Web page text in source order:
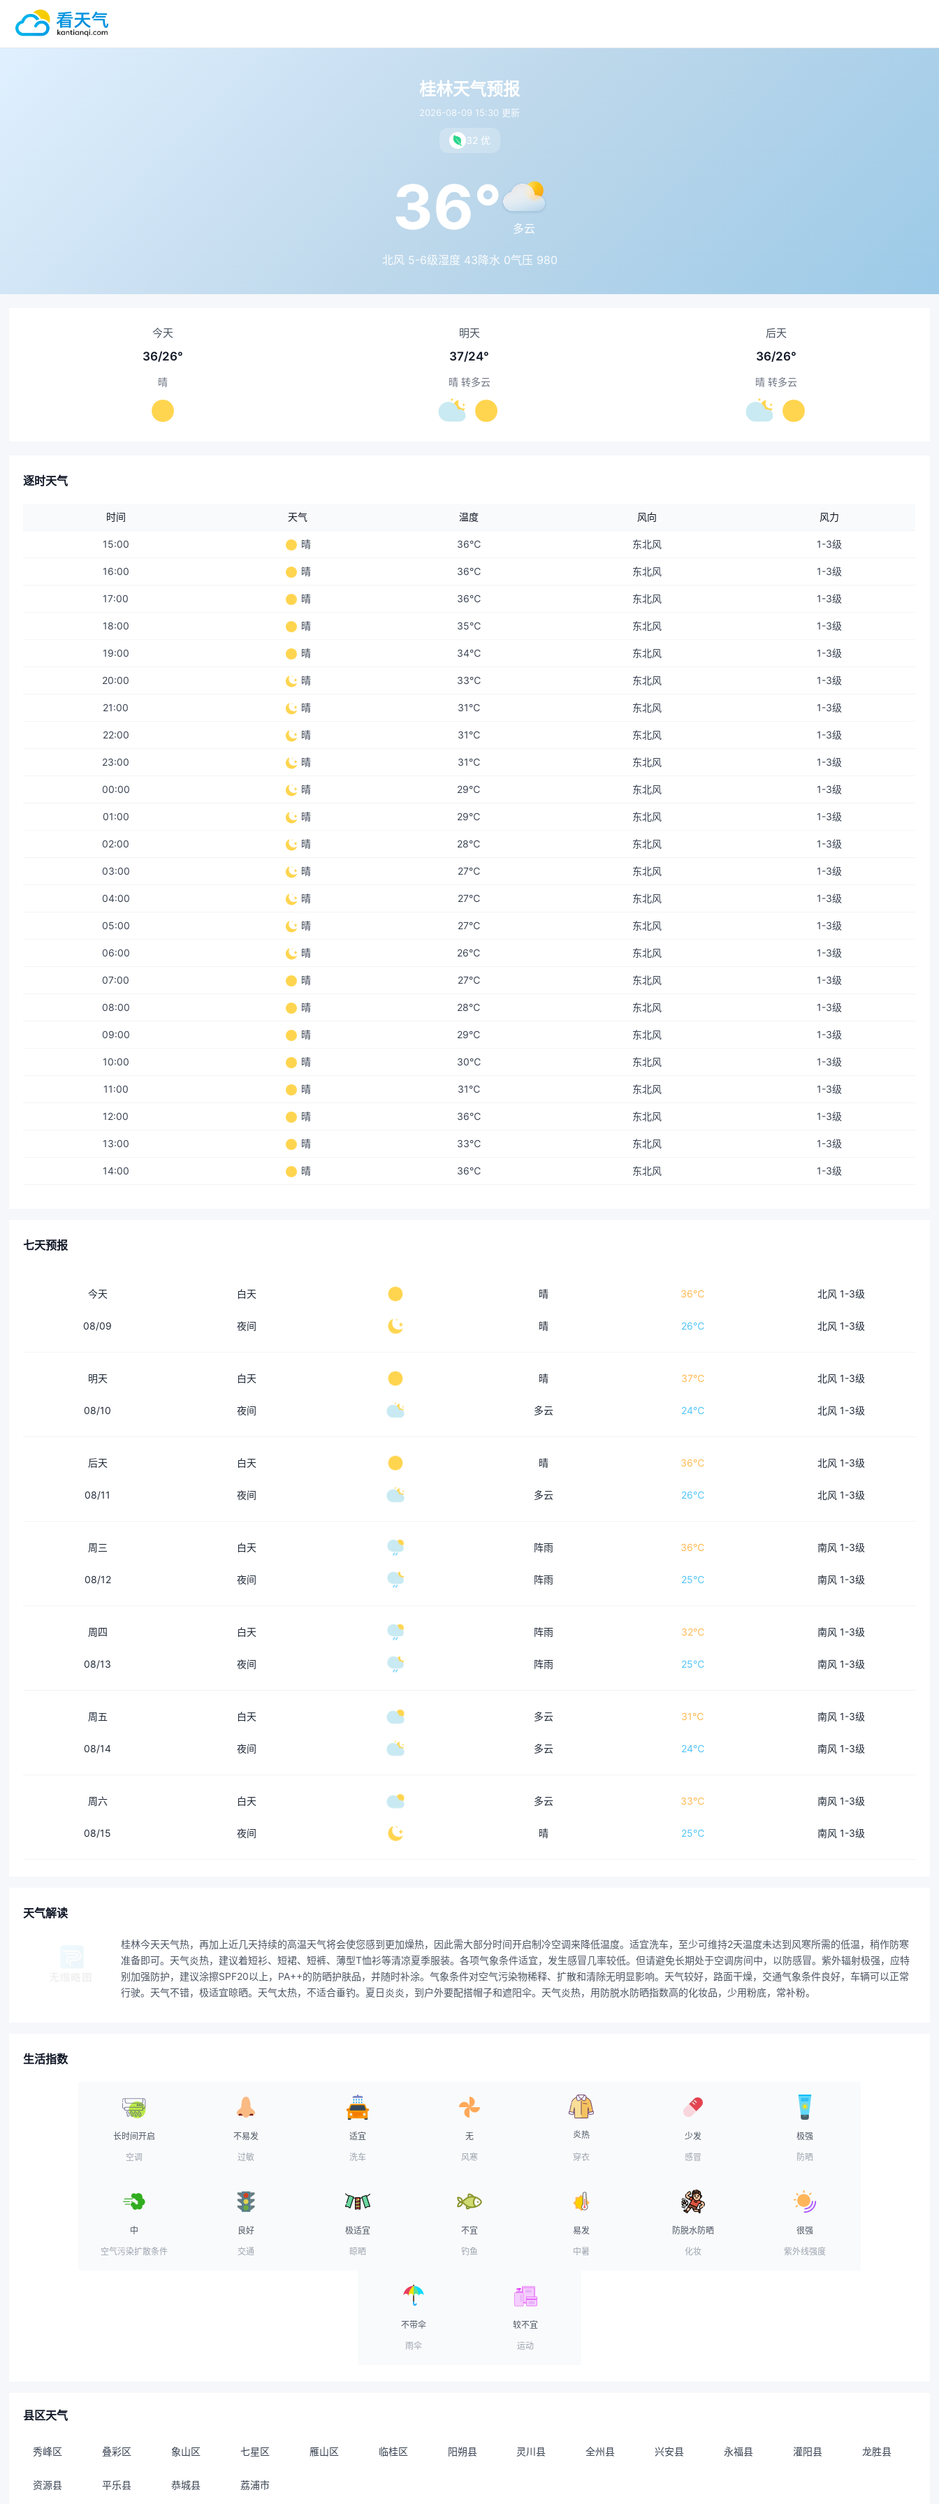
桂林天气预报
2026-08-09 15:30 更新
32 优
36° 多云
北风 5-6级湿度 43降水 0气压 980
今天
36/26°
晴
明天
37/24°
晴 转多云
后天
36/26°
晴 转多云
逐时天气
时间 天气 温度 风向 风力
15:00 晴 36℃ 东北风 1-3级
16:00 晴 36℃ 东北风 1-3级
17:00 晴 36℃ 东北风 1-3级
18:00 晴 35℃ 东北风 1-3级
19:00 晴 34℃ 东北风 1-3级
20:00 晴 33℃ 东北风 1-3级
21:00 晴 31℃ 东北风 1-3级
22:00 晴 31℃ 东北风 1-3级
23:00 晴 31℃ 东北风 1-3级
00:00 晴 29℃ 东北风 1-3级
01:00 晴 29℃ 东北风 1-3级
02:00 晴 28℃ 东北风 1-3级
03:00 晴 27℃ 东北风 1-3级
04:00 晴 27℃ 东北风 1-3级
05:00 晴 27℃ 东北风 1-3级
06:00 晴 26℃ 东北风 1-3级
07:00 晴 27℃ 东北风 1-3级
08:00 晴 28℃ 东北风 1-3级
09:00 晴 29℃ 东北风 1-3级
10:00 晴 30℃ 东北风 1-3级
11:00 晴 31℃ 东北风 1-3级
12:00 晴 36℃ 东北风 1-3级
13:00 晴 33℃ 东北风 1-3级
14:00 晴 36℃ 东北风 1-3级
七天预报
今天 白天 晴 36℃ 北风 1-3级
08/09 夜间 晴 26℃ 北风 1-3级
明天 白天 晴 37℃ 北风 1-3级
08/10 夜间 多云 24℃ 北风 1-3级
后天 白天 晴 36℃ 北风 1-3级
08/11 夜间 多云 26℃ 北风 1-3级
周三 白天 阵雨 36℃ 南风 1-3级
08/12 夜间 阵雨 25℃ 南风 1-3级
周四 白天 阵雨 32℃ 南风 1-3级
08/13 夜间 阵雨 25℃ 南风 1-3级
周五 白天 多云 31℃ 南风 1-3级
08/14 夜间 多云 24℃ 南风 1-3级
周六 白天 多云 33℃ 南风 1-3级
08/15 夜间 晴 25℃ 南风 1-3级
天气解读
桂林今天天气热，再加上近几天持续的高温天气将会使您感到更加燥热，因此需大部分时间开启制冷空调来降低温度。适宜洗车，至少可维持2天温度未达到风寒所需的低温，稍作防寒
准备即可。天气炎热，建议着短衫、短裙、短裤、薄型T恤衫等清凉夏季服装。各项气象条件适宜，发生感冒几率较低。但请避免长期处于空调房间中，以防感冒。紫外辐射极强，应特
别加强防护，建议涂擦SPF20以上，PA++的防晒护肤品，并随时补涂。气象条件对空气污染物稀释、扩散和清除无明显影响。天气较好，路面干燥，交通气象条件良好，车辆可以正常
行驶。天气不错，极适宜晾晒。天气太热，不适合垂钓。夏日炎炎，到户外要配搭帽子和遮阳伞。天气炎热，用防脱水防晒指数高的化妆品，少用粉底，常补粉。
生活指数
长时间开启
空调
不易发
过敏
适宜
洗车
无
风寒
炎热
穿衣
少发
感冒
极强
防晒
中
空气污染扩散条件
良好
交通
极适宜
晾晒
不宜
钓鱼
易发
中暑
防脱水防晒
化妆
很强
紫外线强度
不带伞
雨伞
较不宜
运动
县区天气
秀峰区 叠彩区 象山区 七星区 雁山区 临桂区 阳朔县 灵川县 全州县 兴安县 永福县 灌阳县 龙胜县
资源县 平乐县 恭城县 荔浦市